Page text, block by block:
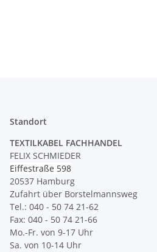
Standort
TEXTILKABEL FACHHANDEL
FELIX SCHMIEDER
Eiffestraße 598
20537 Hamburg
Zufahrt über Borstelmannsweg
Tel.: 040 - 50 74 21-62
Fax: 040 - 50 74 21-66
Mo.-Fr. von 9-17 Uhr
Sa. von 10-14 Uhr